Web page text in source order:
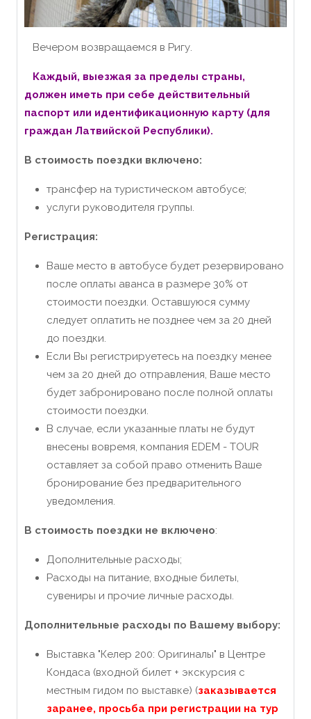
Вечером возвращаемся в Ригу.
Каждый, выезжая за пределы страны,
должен иметь при себе действительный
паспорт или идентификационную карту (для
граждан Латвийской Республики).
В стоимость поездки включено:
трансфер на туристическом автобусе;
услуги руководителя группы.
Регистрация:
Ваше место в автобусе будет резервировано
после оплаты аванса в размере 30% от
стоимости поездки. Оставшуюся сумму
следует оплатить не позднее чем за 20 дней
до поездки.
Если Вы регистрируетесь на поездку менее
чем за 20 дней до отправления, Ваше место
будет забронировано после полной оплаты
стоимости поездки.
В случае, если указанные платы не будут
внесены вовремя, компания EDEM - TOUR
оставляет за собой право отменить Ваше
бронирование без предварительного
уведомления.
В стоимость поездки не включено:
Дополнительные расходы;
Расходы на питание, входные билеты,
сувениры и прочие личные расходы.
Дополнительные расходы по Вашему выбору:
Выставка "Келер 200: Оригиналы" в Центре
Кондаса (входной билет + экскурсия с
местным гидом по выставке) (заказывается
заранее, просьба при регистрации на тур